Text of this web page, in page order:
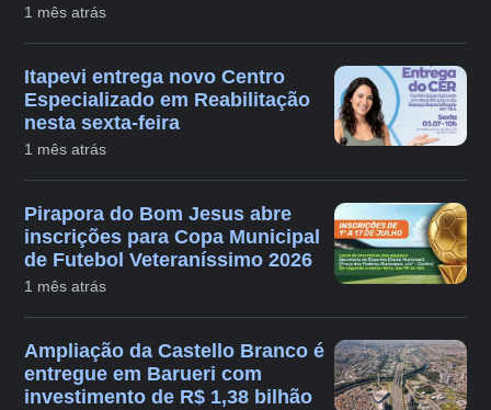
1 mês atrás
Itapevi entrega novo Centro
Especializado em Reabilitação
nesta sexta-feira
1 mês atrás
Pirapora do Bom Jesus abre
inscrições para Copa Municipal
de Futebol Veteraníssimo 2026
1 mês atrás
Ampliação da Castello Branco é
entregue em Barueri com
investimento de R$ 1,38 bilhão